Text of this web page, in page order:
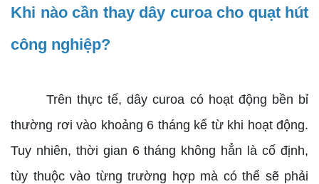
Khi nào cần thay dây curoa cho quạt hút
công nghiệp?
Trên thực tế, dây curoa có hoạt động bền bỉ
thường rơi vào khoảng 6 tháng kể từ khi hoạt động.
Tuy nhiên, thời gian 6 tháng không hẳn là cố định,
tùy thuộc vào từng trường hợp mà có thể sẽ phải